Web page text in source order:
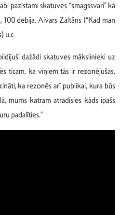
pazīstami skatuves “smagssvari” kā
100 debija, Aivars Zaltāns (“Kad man
u.c
dažādi skatuves mākslinieki uz
ticam, ka viņiem tās ir rezonējušas,
ka rezonēs arī publikai, kura būs
mums katram atradīsies kāds īpašs
padalīties.”